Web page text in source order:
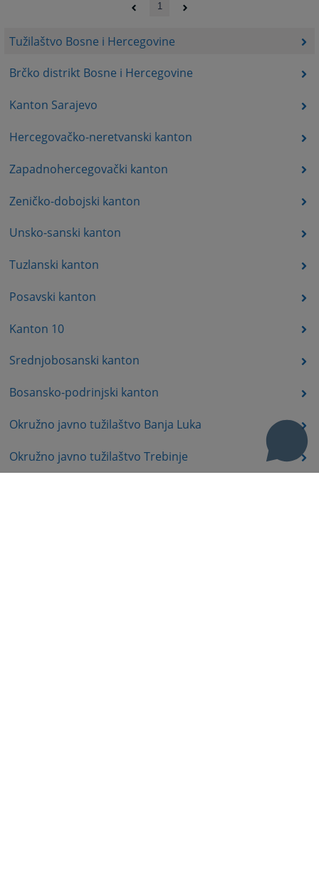
Tužilaštvo Bosne i Hercegovine
Brčko distrikt Bosne i Hercegovine
Kanton Sarajevo
Hercegovačko-neretvanski kanton
Zapadnohercegovački kanton
Zeničko-dobojski kanton
Unsko-sanski kanton
Tuzlanski kanton
Posavski kanton
Kanton 10
Srednjobosanski kanton
Bosansko-podrinjski kanton
Okružno javno tužilaštvo Banja Luka
Okružno javno tužilaštvo Trebinje
1